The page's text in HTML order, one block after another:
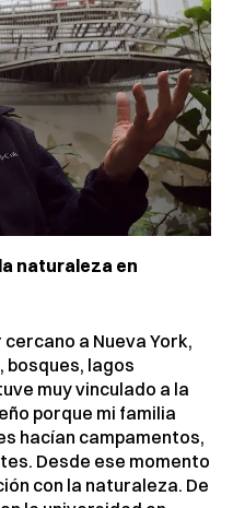
naturaleza en
cercano a Nueva York,
bosques, lagos
muy vinculado a la
porque mi familia
hacían campamentos,
Desde ese momento
con la naturaleza. De